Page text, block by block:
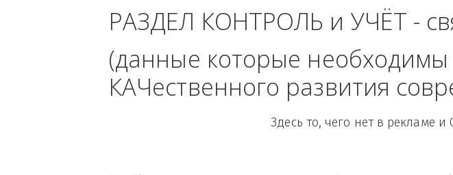
РАЗДЕЛ КОНТРОЛЬ и УЧЁТ
(данные которые
КАЧественного развития